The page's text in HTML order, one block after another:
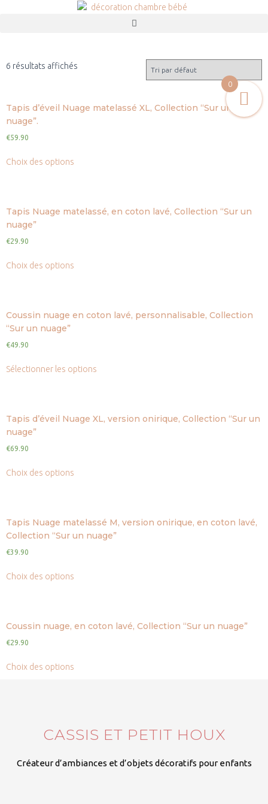
6 résultats affichés
Tapis d’éveil Nuage matelassé XL, Collection “Sur un
nuage”.
€59.90
Choix des options
Tapis Nuage matelassé, en coton lavé, Collection “Sur un
nuage”
€29.90
Choix des options
Coussin nuage en coton lavé, personnalisable, Collection
“Sur un nuage”
€49.90
Sélectionner les options
Tapis d’éveil Nuage XL, version onirique, Collection “Sur un
nuage”
€69.90
Choix des options
Tapis Nuage matelassé M, version onirique, en coton lavé,
Collection “Sur un nuage”
€39.90
Choix des options
Coussin nuage, en coton lavé, Collection “Sur un nuage”
€29.90
Choix des options
CASSIS ET PETIT HOUX
Créateur d’ambiances et d’objets décoratifs pour enfants
0